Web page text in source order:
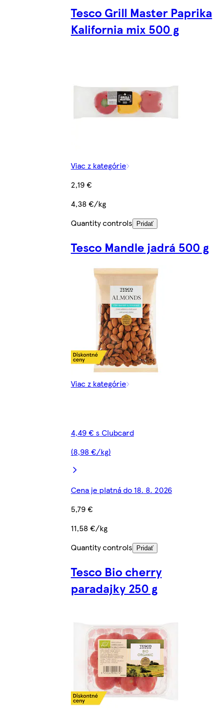
Tesco Grill Master Paprika
Kalifornia mix 500 g
Viac z kategórie
2,19 €
4,38 €/kg
Quantity controls
Pridať
Tesco Mandle jadrá 500 g
Viac z kategórie
4,49 € s Clubcard
(8,98 €/kg)
Cena je platná do 18. 8. 2026
5,79 €
11,58 €/kg
Quantity controls
Pridať
Tesco Bio cherry
paradajky 250 g